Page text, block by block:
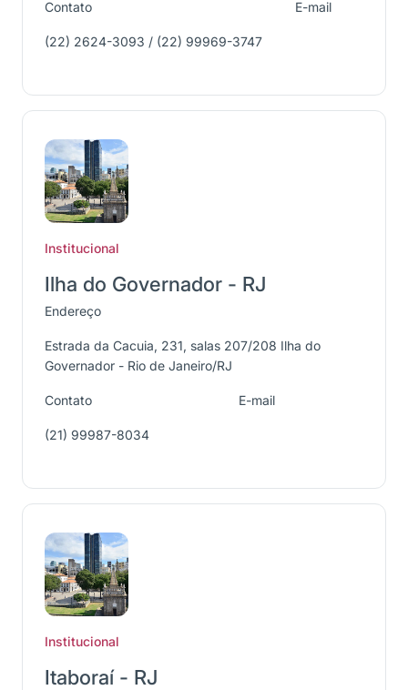
Contato
(22) 2624-3093 / (22) 99969-3747
E-mail
Institucional
Ilha do Governador - RJ
Endereço
Estrada da Cacuia, 231, salas 207/208 Ilha do
Governador - Rio de Janeiro/RJ
Contato
(21) 99987-8034
E-mail
Institucional
Itaboraí - RJ